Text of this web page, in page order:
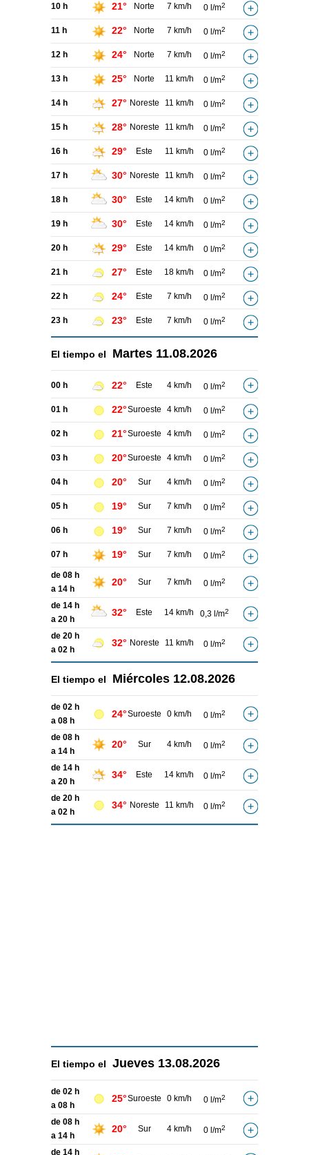
10 h 21° Norte 7 km/h 0 l/m2
11 h 22° Norte 7 km/h 0 l/m2
12 h 24° Norte 7 km/h 0 l/m2
13 h 25° Norte 11 km/h 0 l/m2
14 h 27° Noreste 11 km/h 0 l/m2
15 h 28° Noreste 11 km/h 0 l/m2
16 h 29° Este 11 km/h 0 l/m2
17 h 30° Noreste 11 km/h 0 l/m2
18 h 30° Este 14 km/h 0 l/m2
19 h 30° Este 14 km/h 0 l/m2
20 h 29° Este 14 km/h 0 l/m2
21 h 27° Este 18 km/h 0 l/m2
22 h 24° Este 7 km/h 0 l/m2
23 h 23° Este 7 km/h 0 l/m2
El tiempo el Martes 11.08.2026
00 h 22° Este 4 km/h 0 l/m2
01 h 22°Suroeste 4 km/h 0 l/m2
02 h 21°Suroeste 4 km/h 0 l/m2
03 h 20°Suroeste 4 km/h 0 l/m2
04 h 20° Sur 4 km/h 0 l/m2
05 h 19° Sur 7 km/h 0 l/m2
06 h 19° Sur 7 km/h 0 l/m2
07 h 19° Sur 7 km/h 0 l/m2
de 08 h
a 14 h
20° Sur 7 km/h 0 l/m2
de 14 h
a 20 h
32° Este 14 km/h 0,3 l/m2
de 20 h
a 02 h
32° Noreste 11 km/h 0 l/m2
El tiempo el Miércoles 12.08.2026
de 02 h
a 08 h
24°Suroeste 0 km/h 0 l/m2
de 08 h
a 14 h
20° Sur 4 km/h 0 l/m2
de 14 h
a 20 h
34° Este 14 km/h 0 l/m2
de 20 h
a 02 h
34° Noreste 11 km/h 0 l/m2
El tiempo el Jueves 13.08.2026
de 02 h
a 08 h
25°Suroeste 0 km/h 0 l/m2
de 08 h
a 14 h
20° Sur 4 km/h 0 l/m2
de 14 h